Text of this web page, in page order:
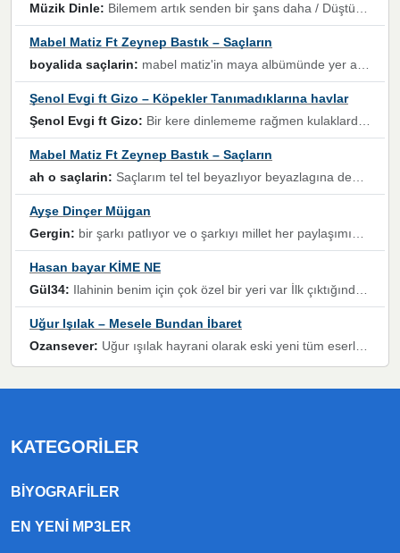
Müzik Dinle: Bilemem artık senden bir şans daha / Düştüğün zaman ben olmayacağım yanında” dizeleri, artık geçmişin tekrarına izin verilmeyeceğini, kişisel sınırların çizildiğini gösteriyor.
Mabel Matiz Ft Zeynep Bastık – Saçların
boyalida saçlarin: mabel matiz'in maya albümünde yer alan güzellerden. parça da şarkı hani! müzikal altyapısına vurulduğum, sözlerinde kaybolduğum bir parça olmuş.
Şenol Evgi ft Gizo – Köpekler Tanımadıklarına havlar
Şenol Evgi ft Gizo: Bir kere dinlememe rağmen kulaklardan gitmiyor sen sen sen sen kurban ol sen sen sen sen hayran ol yükses ses müzik dinleme sebebisiniz canlar bomba gibi patladınız maşallah
Mabel Matiz Ft Zeynep Bastık – Saçların
ah o saçlarin: Saçlarım tel tel beyazlıyor beyazlagına degil yanımda sen yoksun ona üzülüyorum günler bir bir geçiyor geçen günlere değil sensiz geçen günlere darılıyorum,Dinledikce asla kavusamayacagim ama asla unutamicagim sevdiğim adam için yanar içim
Ayşe Dinçer Müjgan
Gergin: bir şarkı patlıyor ve o şarkıyı millet her paylaşımın altına koyuyor ve öyle bir durum hal alıyor ki şarkıyı dinlemeden şarkıdan bikıyorsun Ama bu enteresan bir şekilde dillere dolanıyor millet olarak seviyoruz dertlerle boğuşurken bir yandan da göbek atmayi))) diyeceklerim bu kadar güzel hoş bir sayfa emeğinize sağlık arkadaşlar kolay gelsin
Hasan bayar KİME NE
Gül34: Ilahinin benim için çok özel bir yeri var İlk çıktığında komşum ne kadar yüksek sesle dinliyorsa orada duymuştum ve YouTube'dan aratıp Bu ilahiyi bulmuştum ve sonra müdavimi oldum günlük Ben de 3-5 kere dinleyip ezberleyip artık ilahiye bende eşlik ediyorum yüksek sesle Allah razı olsun hizmet nimettir Rabbim sizin zahmetlerinize de hayırlı nimetler versin Selam ve dua ile Allah'a emanet olun
Uğur Işılak – Mesele Bundan İbaret
Ozansever: Uğur ışılak hayrani olarak eski yeni tüm eserlerini keyifle huzurla dinleyenlerden birisiyim, emeğine saygı duyan gönül veren bunu en güzel şekilde sevenlerine ulaştıran siz değerli sayfa yöneticilerine de teşekkür ederim
KATEGORILER
BIYOGRAFILER
EN YENI MP3LER